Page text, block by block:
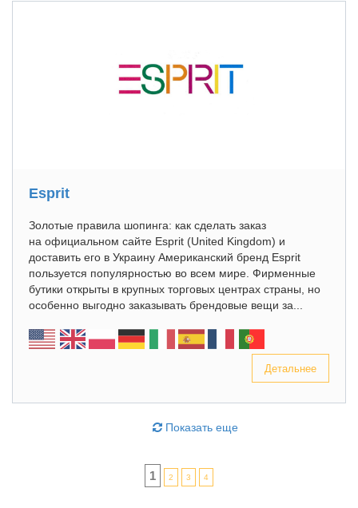
Esprit
Золотые правила шопинга: как сделать заказ
на официальном сайте Esprit (United Kingdom) и
доставить его в Украину Американский бренд Esprit
пользуется популярностью во всем мире. Фирменные
бутики открыты в крупных торговых центрах страны, но
особенно выгодно заказывать брендовые вещи за...
Детальнее
Показать еще
1 2 3 4